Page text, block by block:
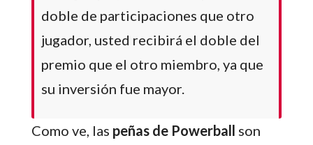
doble de participaciones que otro
jugador, usted recibirá el doble del
premio que el otro miembro, ya que
su inversión fue mayor.
Como ve, las peñas de Powerball son